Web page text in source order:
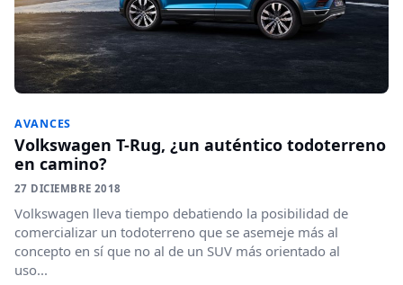
AVANCES
Volkswagen T-Rug, ¿un auténtico todoterreno
en camino?
27 DICIEMBRE 2018
Volkswagen lleva tiempo debatiendo la posibilidad de
comercializar un todoterreno que se asemeje más al
concepto en sí que no al de un SUV más orientado al
uso...